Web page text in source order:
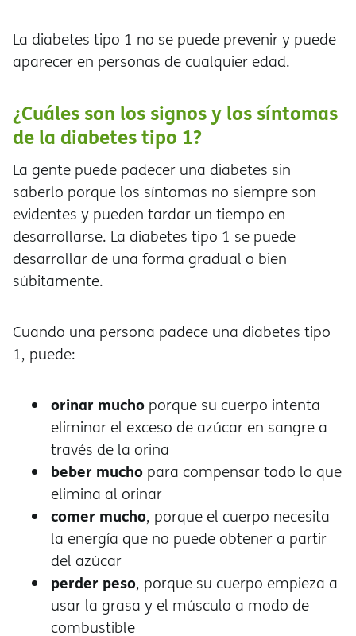
La diabetes tipo 1 no se puede prevenir y puede
aparecer en personas de cualquier edad.
¿Cuáles son los signos y los síntomas
de la diabetes tipo 1?
La gente puede padecer una diabetes sin
saberlo porque los síntomas no siempre son
evidentes y pueden tardar un tiempo en
desarrollarse. La diabetes tipo 1 se puede
desarrollar de una forma gradual o bien
súbitamente.
Cuando una persona padece una diabetes tipo
1, puede:
orinar mucho porque su cuerpo intenta
eliminar el exceso de azúcar en sangre a
través de la orina
beber mucho para compensar todo lo que
elimina al orinar
comer mucho, porque el cuerpo necesita
la energía que no puede obtener a partir
del azúcar
perder peso, porque su cuerpo empieza a
usar la grasa y el músculo a modo de
combustible